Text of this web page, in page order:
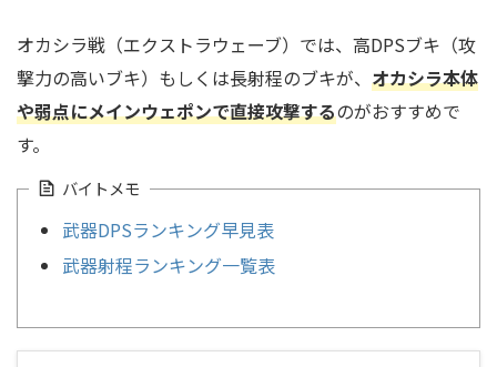
オカシラ戦（エクストラウェーブ）では、高DPSブキ（攻
撃力の高いブキ）もしくは長射程のブキが、 オカシラ本体
や弱点にメインウェポンで直接攻撃するのがおすすめで
す。
バイトメモ
武器DPSランキング早見表
武器射程ランキング一覧表